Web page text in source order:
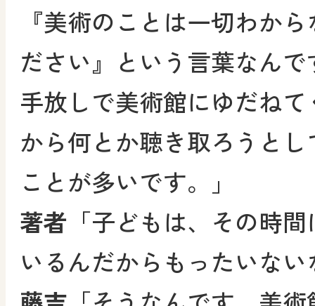
『美術のことは一切わか
ださい』という言葉なん
手放しで美術館にゆだね
から何とか聴き取ろうと
ことが多いです。」
著者 「子どもは、その時
いるんだからもったいな